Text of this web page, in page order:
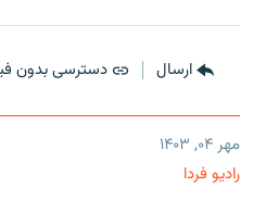
ارسال دسترسی بدون
مهر ۰۴, ۱۴۰۳
رادیو فردا